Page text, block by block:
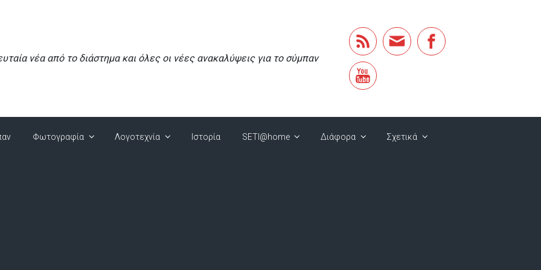
νέα από το διάστημα και όλες οι νέες ανακαλύψεις για το σύμπαν
Φωτογραφία Λογοτεχνία Ιστορία SETI@home Διάφορα Σχετικά